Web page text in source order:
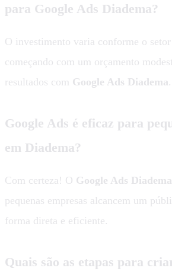
para Google Ads Diadema?
O investimento varia conforme o
começando com um orçamento
resultados com Google Ads Diadema.
Google Ads é eficaz para
em Diadema?
Com certeza! O Google Ads Diadema
pequenas empresas alcancem um
forma direta e eficiente.
Quais são as etapas para